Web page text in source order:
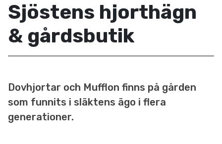
Sjöstens hjorthägn
& gårdsbutik
Dovhjortar och Mufflon finns på gården
som funnits i släktens ägo i flera
generationer.